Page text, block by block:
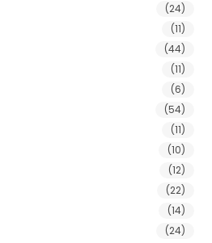
(24)
(11)
(44)
(11)
(6)
(54)
(11)
(10)
(12)
(22)
(14)
(24)